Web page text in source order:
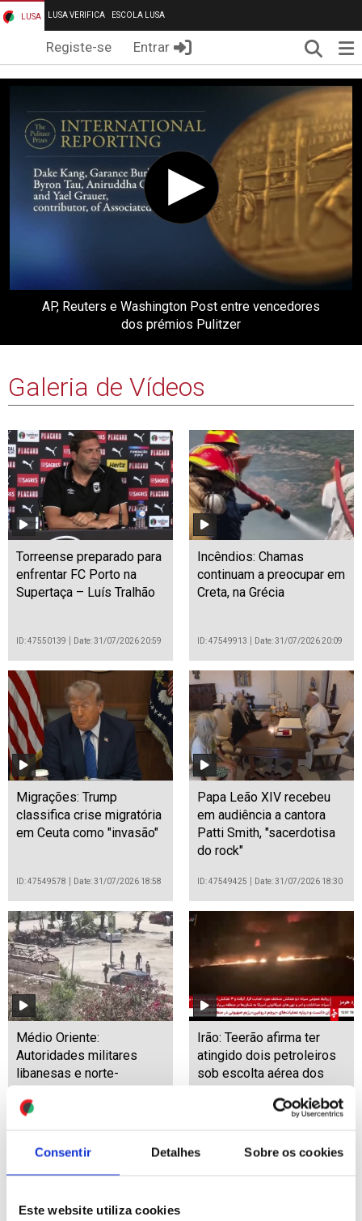
Consentir Detalhes Sobre os cookies
Este website utiliza cookies
LUSA LUSA VERIFICA ESCOLA LUSA
Registe-se Entrar
AP, Reuters e Washington Post entre vencedores
dos prémios Pulitzer
Galeria de Vídeos
Torreense preparado para
enfrentar FC Porto na
Supertaça – Luís Tralhão
ID: 47550139 Date: 31/07/2026 20:59
Incêndios: Chamas
continuam a preocupar em
Creta, na Grécia
ID: 47549913 Date: 31/07/2026 20:09
Migrações: Trump
classifica crise migratória
em Ceuta como "invasão"
ID: 47549578 Date: 31/07/2026 18:58
Papa Leão XIV recebeu
em audiência a cantora
Patti Smith, "sacerdotisa
do rock"
ID: 47549425 Date: 31/07/2026 18:30
Médio Oriente:
Autoridades militares
libanesas e norte-
piloto" do Líbano
Irão: Teerão afirma ter
atingido dois petroleiros
sob escolta aérea dos